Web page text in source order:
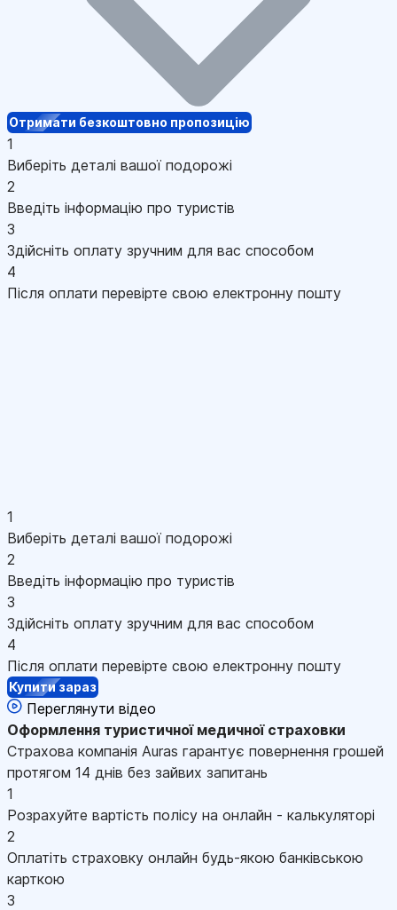
Отримати безкоштовно пропозицію
1
Виберіть деталі вашої подорожі
2
Введіть інформацію про туристів
3
Здійсніть оплату зручним для вас способом
4
Після оплати перевірте свою електронну пошту
1
Виберіть деталі вашої подорожі
2
Введіть інформацію про туристів
3
Здійсніть оплату зручним для вас способом
4
Після оплати перевірте свою електронну пошту
Купити зараз
Переглянути відео
Оформлення туристичної медичної страховки
Страхова компанія Auras гарантує повернення грошей
протягом 14 днів без зайвих запитань
1
Розрахуйте вартість полісу на онлайн - калькуляторі
2
Оплатіть страховку онлайн будь-якою банківською
карткою
3